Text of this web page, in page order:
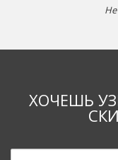
Не
ХОЧЕШЬ